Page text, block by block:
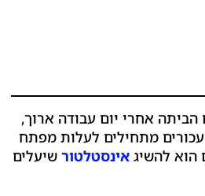
אחרי יום עבודה ארוך,
עכורים מתחילים לעלות מפתח
הוא להשיגאינסטלטור שיעלים